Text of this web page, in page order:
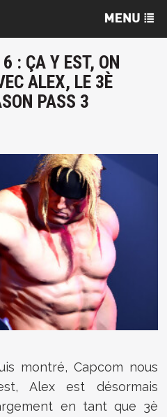
: ÇA Y EST, ON
ALEX, LE 3È
PASS 3
montré, Capcom nous
Alex est désormais
en tant que 3è